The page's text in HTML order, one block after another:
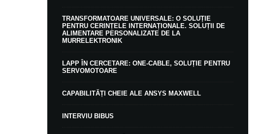
TRANSFORMATOARE UNIVERSALE: O SOLUȚIE
PENTRU CERINȚELE INTERNAȚIONALE. SOLUȚII DE
ALIMENTARE PERSONALIZATE DE LA
MURRELEKTRONIK
LAPP ÎN CERCETARE: ONE-CABLE, SOLUȚIE PENTRU
SERVOMOTOARE
CAPABILITĂȚI CHEIE ALE ANSYS MAXWELL
INTERVIU BIBUS